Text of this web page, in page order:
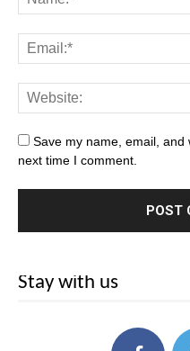
Save my name, email,
next time I comment.
Stay with us